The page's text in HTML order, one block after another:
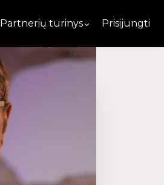
Partnerių turinys Prisijungti